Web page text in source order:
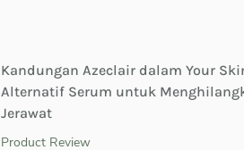
Kandungan Azeclair dalam Your
Alternatif Serum untuk
Jerawat
Product Review